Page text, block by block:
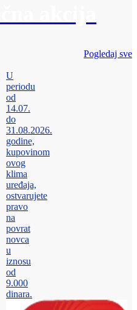
Pogledaj sve
U
periodu
od
14.07.
do
31.08.2026.
godine,
kupovinom
ovog
klima
uređaja,
ostvarujete
pravo
na
povrat
novca
u
iznosu
od
9.000
dinara.